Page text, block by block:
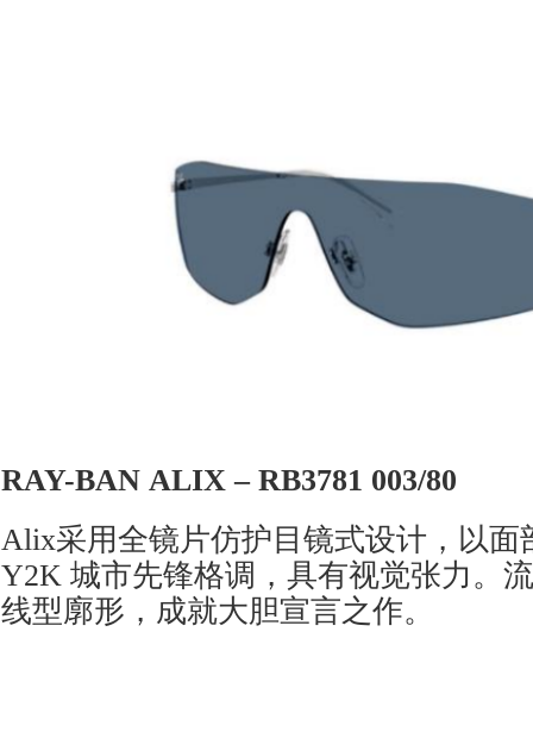
RAY-BAN ALIX – RB3781 003/80
Alix采用全镜片仿护目镜式设计，以面
Y2K 城市先锋格调，具有视觉张力。
线型廓形，成就大胆宣言之作。